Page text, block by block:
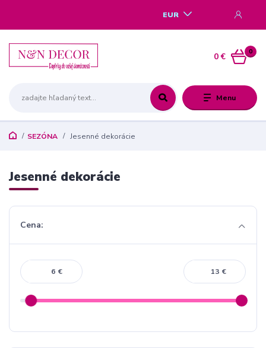
Menu
EUR
0
0 €
SEZÓNA Jesenné dekorácie
Jesenné dekorácie
Cena:
€ €